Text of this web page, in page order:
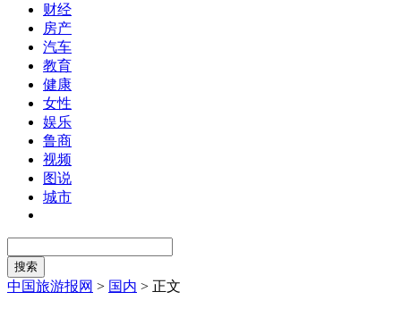
财经
房产
汽车
教育
健康
女性
娱乐
鲁商
视频
图说
城市
中国旅游报网 > 国内 > 正文